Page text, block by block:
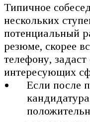
Типичное
нескольких
потенциальный
резюме, скорее
телефону,
интересующих
Если после